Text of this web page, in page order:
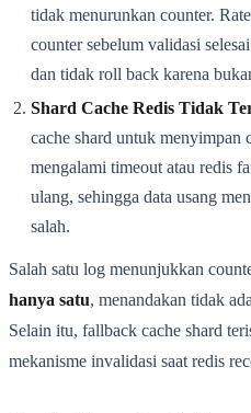
tidak menurunkan counter.
counter sebelum validasi
dan tidak roll back karena
Shard Cache Redis Tidak
cache shard untuk menyimpan
mengalami timeout atau redis
ulang, sehingga data usang
salah.
Salah satu log menunjukkan
hanya satu, menandakan tidak
Selain itu, fallback cache shard
mekanisme invalidasi saat redis